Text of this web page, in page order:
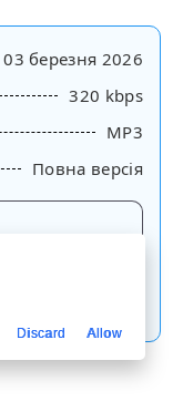
03 березня 2026
320 kbps
MP3
Повна версія
Discard Allow